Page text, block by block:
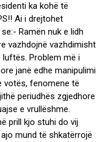
ka kohë të
Ai i drejtohet
Ramën nuk e lidh
vazhdojnë vazhdimisht
luftës. Problem më i
janë edhe manipulimi
votës, fenomene të
periudhës zgjedhore
e vrullëshme.
prill kjo stuhi do vij
mund të shkatërrojë